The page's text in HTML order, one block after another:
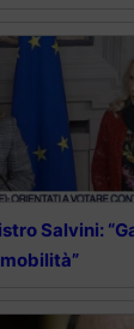
Salvini: